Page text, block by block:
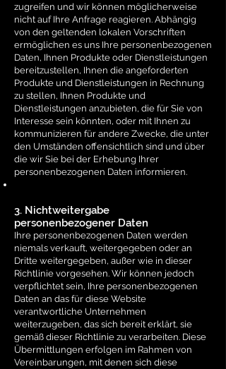
zugreifen und wir können möglicherweise
nicht auf Ihre Anfrage reagieren. Abhängig
von den geltenden lokalen Vorschriften
ermöglichen es uns Ihre personenbezogenen
Daten, Ihnen Produkte oder Dienstleistungen
bereitzustellen, Ihnen die angeforderten
Produkte und Dienstleistungen in Rechnung
zu stellen, Ihnen Produkte und
Dienstleistungen anzubieten, die für Sie von
Interesse sein könnten, oder mit Ihnen zu
kommunizieren für andere Zwecke, die unter
den Umständen offensichtlich sind und über
die wir Sie bei der Erhebung Ihrer
personenbezogenen Daten informieren.
3. Nichtweitergabe
personenbezogener Daten
Ihre personenbezogenen Daten werden
niemals verkauft, weitergegeben oder an
Dritte weitergegeben, außer wie in dieser
Richtlinie vorgesehen. Wir können jedoch
verpflichtet sein, Ihre personenbezogenen
Daten an das für diese Website
verantwortliche Unternehmen
weiterzugeben, das sich bereit erklärt, sie
gemäß dieser Richtlinie zu verarbeiten. Diese
Übermittlungen erfolgen im Rahmen von
Vereinbarungen, mit denen sich diese